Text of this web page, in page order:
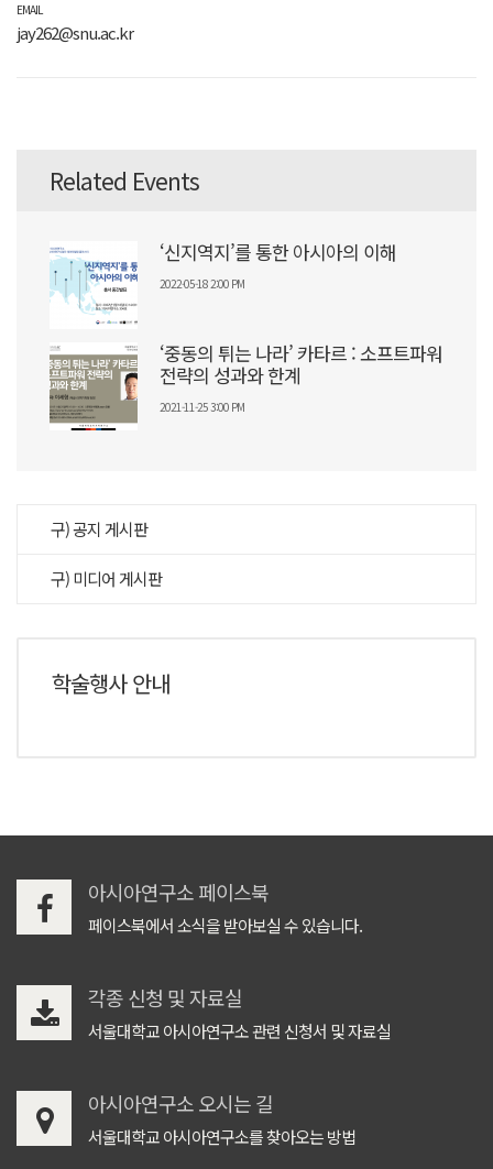
EMAIL
jay262@snu.ac.kr
Related Events
‘신지역지’를 통한 아시아의 이해
2022-05-18 2:00 PM
‘중동의 튀는 나라’ 카타르 : 소프트파워
전략의 성과와 한계
2021-11-25 3:00 PM
구) 공지 게시판
구) 미디어 게시판
학술행사 안내
아시아연구소 페이스북
페이스북에서 소식을 받아보실 수 있습니다.
각종 신청 및 자료실
서울대학교 아시아연구소 관련 신청서 및 자료실
아시아연구소 오시는 길
서울대학교 아시아연구소를 찾아오는 방법